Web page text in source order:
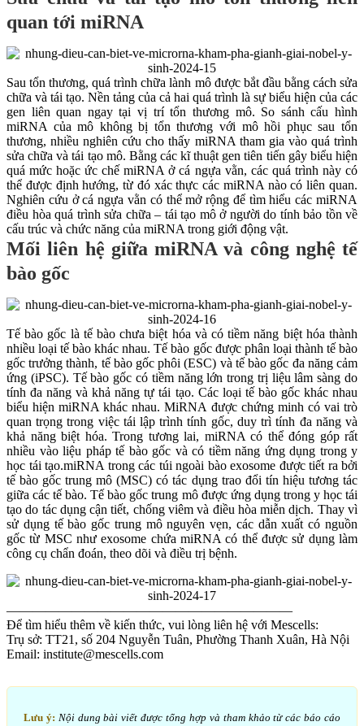
quan tới miRNA
Sau tổn thương, quá trình chữa lành mô được bắt đầu bằng cách sửa
chữa và tái tạo. Nền tảng của cả hai quá trình là sự biểu hiện của các
gen liên quan ngay tại vị trí tổn thương mô. So sánh cấu hình
miRNA của mô không bị tổn thương với mô hồi phục sau tổn
thương, nhiều nghiên cứu cho thấy miRNA tham gia vào quá trình
sửa chữa và tái tạo mô. Bằng các kĩ thuật gen tiên tiến gây biểu hiện
quá mức hoặc ức chế miRNA ở cá ngựa vằn, các quá trình này có
thể được định hướng, từ đó xác thực các miRNA nào có liên quan.
Nghiên cứu ở cá ngựa vằn có thể mở rộng để tìm hiểu các miRNA
điều hòa quá trình sửa chữa – tái tạo mô ở người do tính bảo tồn về
cấu trúc và chức năng của miRNA trong giới động vật.
Mối liên hệ giữa miRNA và công nghệ tế
bào gốc
Tế bào gốc là tế bào chưa biệt hóa và có tiềm năng biệt hóa thành
nhiều loại tế bào khác nhau. Tế bào gốc được phân loại thành tế bào
gốc trưởng thành, tế bào gốc phôi (ESC) và tế bào gốc đa năng cảm
ứng (iPSC). Tế bào gốc có tiềm năng lớn trong trị liệu lâm sàng do
tính đa năng và khả năng tự tái tạo. Các loại tế bào gốc khác nhau
biểu hiện miRNA khác nhau. MiRNA được chứng minh có vai trò
quan trọng trong việc tái lập trình tính gốc, duy trì tính đa năng và
khả năng biệt hóa. Trong tương lai, miRNA có thể đóng góp rất
nhiều vào liệu pháp tế bào gốc và có tiềm năng ứng dụng trong y
học tái tạo.miRNA trong các túi ngoài bào exosome được tiết ra bởi
tế bào gốc trung mô (MSC) có tác dụng trao đổi tín hiệu tương tác
giữa các tế bào. Tế bào gốc trung mô được ứng dụng trong y học tái
tạo do tác dụng cận tiết, chống viêm và điều hòa miễn dịch. Thay vì
sử dụng tế bào gốc trung mô nguyên vẹn, các dẫn xuất có nguồn
gốc từ MSC như exosome chứa miRNA có thể được sử dụng làm
công cụ chẩn đoán, theo dõi và điều trị bệnh.
——————————————————————
Để tìm hiểu thêm về kiến thức, vui lòng liên hệ với Mescells:
Trụ sở: TT21, số 204 Nguyễn Tuân, Phường Thanh Xuân, Hà Nội
Email: institute@mescells.com
Lưu ý: Nội dung bài viết được tổng hợp và tham khảo từ các báo cáo